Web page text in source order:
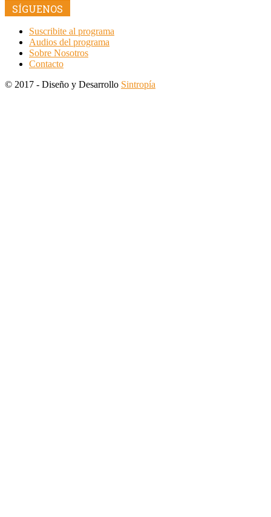
SÍGUENOS
Suscribite al programa
Audios del programa
Sobre Nosotros
Contacto
© 2017 - Diseño y Desarrollo Sintropía